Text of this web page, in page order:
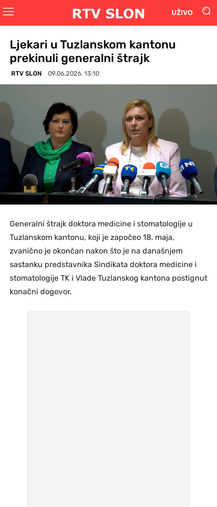
UŽIVO
Ljekari u Tuzlanskom kantonu
prekinuli generalni štrajk
RTV SLON 09.06.2026. 13:10
Generalni štrajk doktora medicine i stomatologije u
Tuzlanskom kantonu, koji je započeo 18. maja,
zvanično je okončan nakon što je na današnjem
sastanku predstavnika Sindikata doktora medicine i
stomatologije TK i Vlade Tuzlanskog kantona postignut
konačni dogovor.